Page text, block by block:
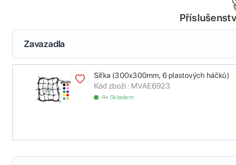
Zavazadla
Síťka (300x300mm, 6 plastových háčků)
Kód zboží : MVAE6923
4+ Skladem